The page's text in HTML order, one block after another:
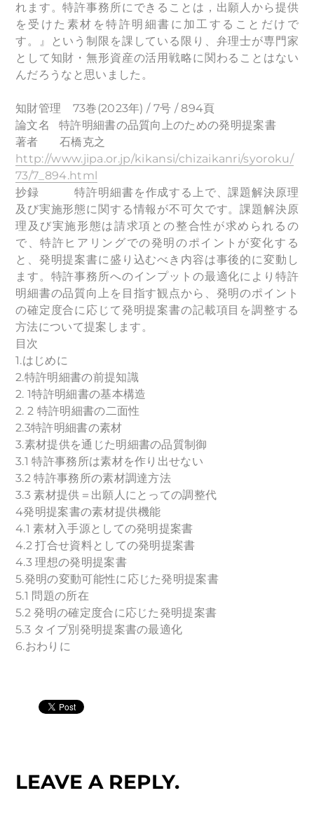
れます。特許事務所にできることは，出願人から提供
を受けた素材を特許明細書に加工することだけで
す。』という制限を課している限り、弁理士が専門家
として知財・無形資産の活用戦略に関わることはない
んだろうなと思いました。
知財管理 73巻(2023年) / 7号 / 894頁
論文名 特許明細書の品質向上のための発明提案書
著者 石橋克之
http://www.jipa.or.jp/kikansi/chizaikanri/syoroku/
73/7_894.html
抄録 特許明細書を作成する上で、課題解決原理
及び実施形態に関する情報が不可欠です。課題解決原
理及び実施形態は請求項との整合性が求められるの
で、特許ヒアリングでの発明のポイントが変化する
と、発明提案書に盛り込むべき内容は事後的に変動し
ます。特許事務所へのインプットの最適化により特許
明細書の品質向上を目指す観点から、発明のポイント
の確定度合に応じて発明提案書の記載項目を調整する
方法について提案します。
目次
1.はじめに
2.特許明細書の前提知識
2. 1特許明細書の基本構造
2. 2 特許明細書の二面性
2.3特許明細書の素材
3.素材提供を通じた明細書の品質制御
3.1 特許事務所は素材を作り出せない
3.2 特許事務所の素材調達方法
3.3 素材提供＝出願人にとっての調整代
4発明提案書の素材提供機能
4.1 素材入手源としての発明提案書
4.2 打合せ資料としての発明提案書
4.3 理想の発明提案書
5.発明の変動可能性に応じた発明提案書
5.1 問題の所在
5.2 発明の確定度合に応じた発明提案書
5.3 タイプ別発明提案書の最適化
6.おわりに
LEAVE A REPLY.